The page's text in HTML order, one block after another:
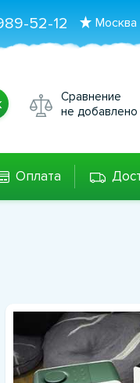
Москва
52-12
Сравнение
не добавлено
Оплата